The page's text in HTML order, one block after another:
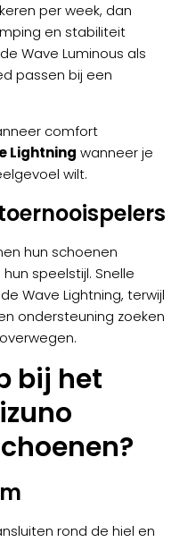
per week, dan
en stabiliteit
Wave Luminous als
passen bij een
comfort
Lightning wanneer je
wilt.
hun schoenen
speelstijl. Snelle
Wave Lightning, terwijl
ondersteuning zoeken
bij het
rond de hiel en